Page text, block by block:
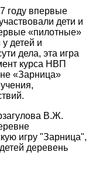
году впервые
дети и
«пилотные»
детей и
дела, эта игра
курса НВП
«Зарница»
В.Ж.
игру "Зарница",
деревень